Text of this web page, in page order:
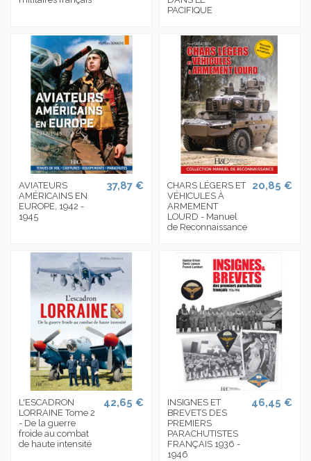
PACIFIQUE
AVIATEURS
AMÉRICAINS EN
EUROPE, 1942 -
1945
37,87 €
CHARS LÉGERS ET
VÉHICULES À
ARMEMENT
LOURD - Manuel
de Reconnaissance
20,85 €
L'ESCADRON
LORRAINE Tome 2
- De la guerre
froide au combat
de haute intensité
42,65 €
INSIGNES ET
BREVETS DES
PREMIERS
PARACHUTISTES
FRANÇAIS 1936 -
1946
46,45 €